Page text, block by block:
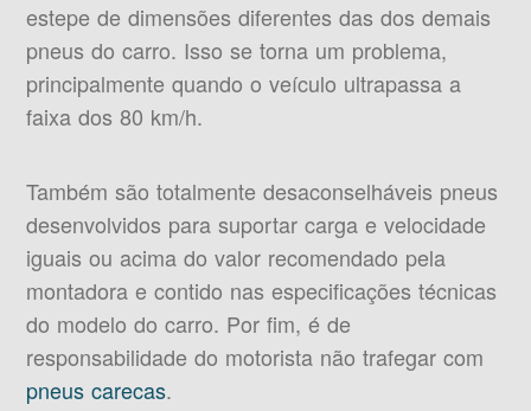
estepe de dimensões diferentes das dos demais
pneus do carro. Isso se torna um problema,
principalmente quando o veículo ultrapassa a
faixa dos 80 km/h.
Também são totalmente desaconselháveis pneus
desenvolvidos para suportar carga e velocidade
iguais ou acima do valor recomendado pela
montadora e contido nas especificações técnicas
do modelo do carro. Por fim, é de
responsabilidade do motorista não trafegar com
pneus carecas.